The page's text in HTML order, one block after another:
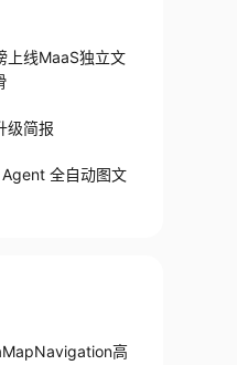
上线MaaS独立文
级简报
Agent 全自动图文